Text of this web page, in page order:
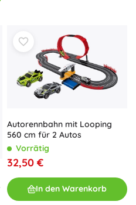
Autorennbahn mit Looping
560 cm für 2 Autos
Vorrätig
32,50 €
In den Warenkorb